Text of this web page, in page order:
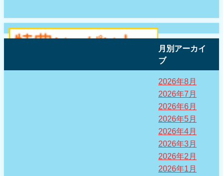
月別アーカイ
ブ
2026年8月
2026年7月
2026年6月
2026年5月
2026年4月
2026年3月
2026年2月
2026年1月